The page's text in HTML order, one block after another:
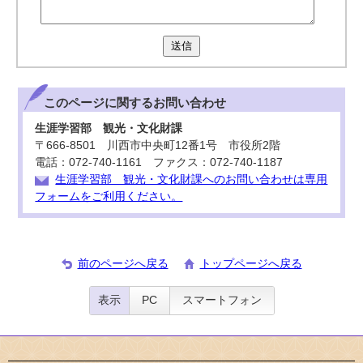
送信
このページに関するお問い合わせ
生涯学習部 観光・文化財課
〒666-8501 川西市中央町12番1号 市役所2階
電話：072-740-1161 ファクス：072-740-1187
生涯学習部 観光・文化財課へのお問い合わせは専用
フォームをご利用ください。
前のページへ戻る トップページへ戻る
表示 PC スマートフォン